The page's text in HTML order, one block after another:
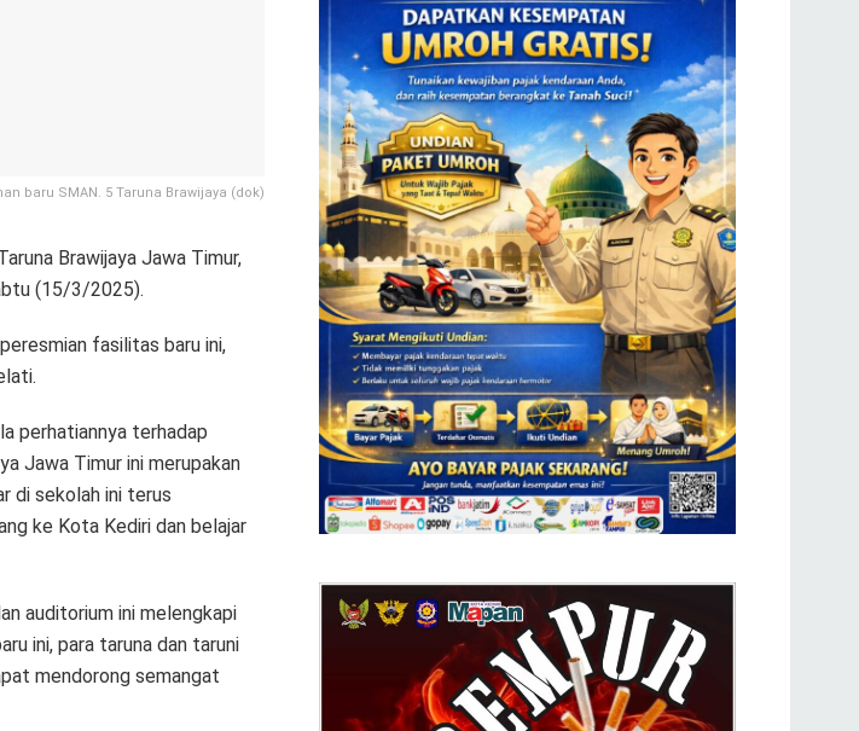
baru SMAN. 5 Taruna Brawijaya (dok)
Brawijaya Jawa Timur,
(15/3/2025).
fasilitas baru ini,
perhatiannya terhadap
Jawa Timur ini merupakan
di sekolah ini terus
ke Kota Kediri dan belajar
auditorium ini melengkapi
ini, para taruna dan taruni
mendorong semangat